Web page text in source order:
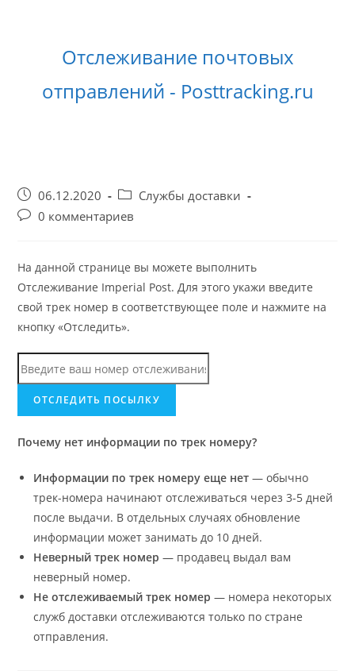
содержимомуОтслеживание почтовых
отправлений - Posttracking.ru
Запись
опубликована:
06.12.2020
Рубрика
записи:
Службы доставки
Комментарии
0 комментариев
На данной странице вы можете выполнить
Отслеживание Imperial Post. Для этого укажи введите
свой трек номер в соответствующее поле и нажмите на
кнопку «Отследить».
Почему нет информации по трек номеру?
Информации по трек номеру еще нет — обычно
трек-номера начинают отслеживаться через 3-5 дней
после выдачи. В отдельных случаях обновление
информации может занимать до 10 дней.
Неверный трек номер— продавец выдал вам
неверный номер.
Не отслеживаемый трек номер — номера некоторых
служб доставки отслеживаются только по стране
отправления.